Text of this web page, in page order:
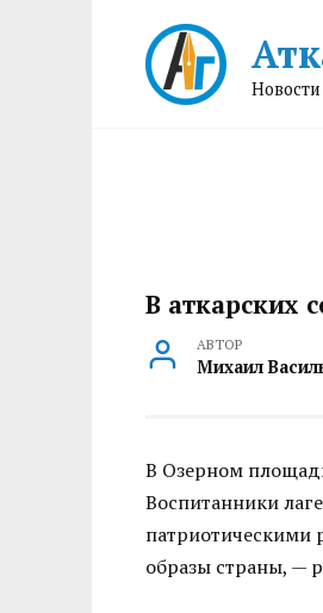
В аткарских
АВТОР
Михаил
В Озерном
Воспитанники
патриотическими
образы страны, —